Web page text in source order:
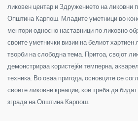
ликовен центар и Здружението на ликовни
Општина Карпош. Младите уметници во
ментори односно наставници по ликовно
своите уметнички визии на белиот хартиен
творби на слободна тема. Притоа, својот
демонстрираа користејќи темперна,
техника. Во оваа пригода, основците се
своите ликовни креации, кои треба да
зграда на Општина Карпош.